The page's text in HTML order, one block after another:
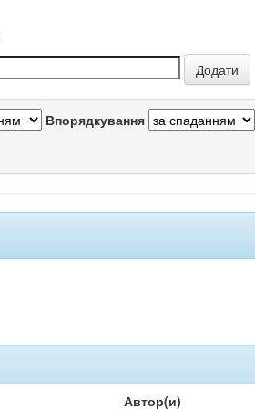
Впорядкування
Автор(и)